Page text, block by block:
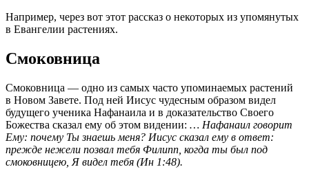
Например, через вот этот рассказ о некоторых из упомянутых
в Евангелии растениях.
Смоковница
Смоковница — одно из самых часто упоминаемых растений
в Новом Завете. Под ней Иисус чудесным образом видел
будущего ученика Нафанаила и в доказательство Своего
Божества сказал ему об этом видении: … Нафанаил говорит
Ему: почему Ты знаешь меня? Иисус сказал ему в ответ:
прежде нежели позвал тебя Филипп, когда ты был под
смоковницею, Я видел тебя (Ин 1:48).